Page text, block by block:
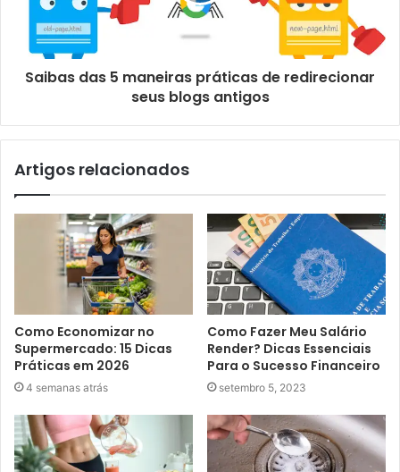
Saibas das 5 maneiras práticas de redirecionar
seus blogs antigos
Artigos relacionados
Como Economizar no
Supermercado: 15 Dicas
Práticas em 2026
4 semanas atrás
Como Fazer Meu Salário
Render? Dicas Essenciais
Para o Sucesso Financeiro
setembro 5, 2023